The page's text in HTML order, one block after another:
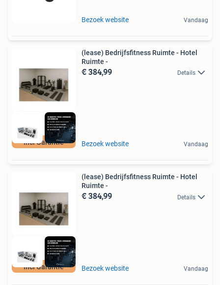
Bezoek website Vandaag
incl Garantie
(lease) Bedrijfsfitness Ruimte - Hotel
Ruimte -
€ 384,99 Details
Bezoek website Vandaag
incl Garantie
(lease) Bedrijfsfitness Ruimte - Hotel
Ruimte -
€ 384,99 Details
Bezoek website Vandaag